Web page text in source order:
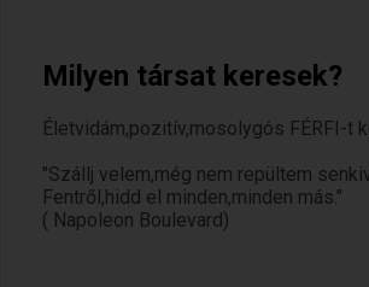
Milyen társat keresek?
Életvidám,pozitív,mosolygós FÉRFI-t
"Szállj velem,még nem repültem
Fentről,hidd el minden,minden más."
( Napoleon Boulevard)